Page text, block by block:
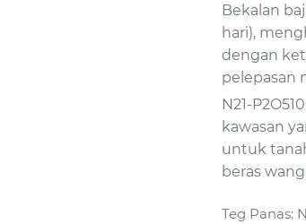
Bekalan
hari),
dengan
pelepasan
N21-
kawasan
untuk
beras
Teg Panas: